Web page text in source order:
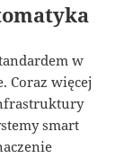
w
Coraz więcej
smart